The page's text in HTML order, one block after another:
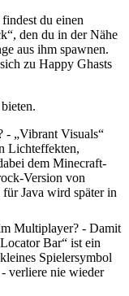
du einen
den du in der Nähe
aus ihm spawnen.
zu Happy Ghasts
- „Vibrant Visuals“
Lichteffekten,
dem Minecraft-
Version von
Java wird später in
Multiplayer? - Damit
Bar“ ist ein
Spielersymbol
verliere nie wieder